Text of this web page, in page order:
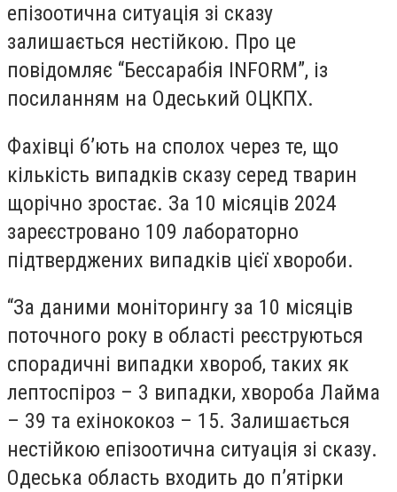
епізоотична ситуація зі сказу
залишається нестійкою. Про це
повідомляє “Бессарабія INFORM”, із
посиланням на Одеський ОЦКПХ.
Фахівці б’ють на сполох через те, що
кількість випадків сказу серед тварин
щорічно зростає. За 10 місяців 2024
зареєстровано 109 лабораторно
підтверджених випадків цієї хвороби.
“За даними моніторингу за 10 місяців
поточного року в області реєструються
спорадичні випадки хвороб, таких як
лептоспіроз – 3 випадки, хвороба Лайма
– 39 та ехінококоз – 15. Залишається
нестійкою епізоотична ситуація зі сказу.
Одеська область входить до п’ятірки